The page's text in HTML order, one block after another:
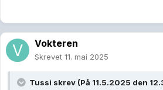
Vokteren
Skrevet 11. mai 2025
Tussi skrev (På 11.5.2025 den